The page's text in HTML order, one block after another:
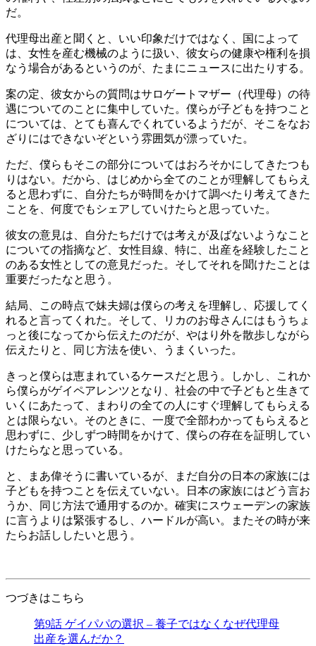
だ。
代理母出産と聞くと、いい印象だけではなく、国によって
は、女性を産む機械のように扱い、彼女らの健康や権利を損
なう場合があるというのが、たまにニュースに出たりする。
案の定、彼女からの質問はサロゲートマザー（代理母）の待
遇についてのことに集中していた。僕らが子どもを持つこと
については、とても喜んでくれているようだが、そこをなお
ざりにはできないぞという雰囲気が漂っていた。
ただ、僕らもそこの部分についてはおろそかにしてきたつも
りはない。だから、はじめから全てのことが理解してもらえ
ると思わずに、自分たちが時間をかけて調べたり考えてきた
ことを、何度でもシェアしていけたらと思っていた。
彼女の意見は、自分たちだけでは考えが及ばないようなこと
についての指摘など、女性目線、特に、出産を経験したこと
のある女性としての意見だった。そしてそれを聞けたことは
重要だったなと思う。
結局、この時点で妹夫婦は僕らの考えを理解し、応援してく
れると言ってくれた。そして、リカのお母さんにはもうちょ
っと後になってから伝えたのだが、やはり外を散歩しながら
伝えたりと、同じ方法を使い、うまくいった。
きっと僕らは恵まれているケースだと思う。しかし、これか
ら僕らがゲイペアレンツとなり、社会の中で子どもと生きて
いくにあたって、まわりの全ての人にすぐ理解してもらえる
とは限らない。そのときに、一度で全部わかってもらえると
思わずに、少しずつ時間をかけて、僕らの存在を証明してい
けたらなと思っている。
と、まあ偉そうに書いているが、まだ自分の日本の家族には
子どもを持つことを伝えていない。日本の家族にはどう言お
うか、同じ方法で通用するのか。確実にスウェーデンの家族
に言うよりは緊張するし、ハードルが高い。またその時が来
たらお話ししたいと思う。
つづきはこちら
第9話 ゲイパパの選択 – 養子ではなくなぜ代理母
出産を選んだか？